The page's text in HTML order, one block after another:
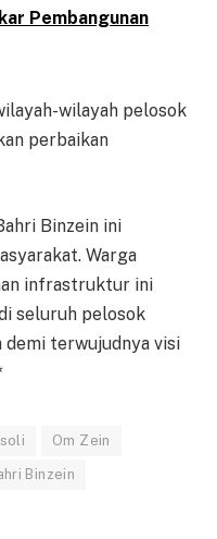
Pembangunan
wilayah pelosok
perbaikan
Binzein ini
Warga
infrastruktur ini
seluruh pelosok
terwujudnya visi
Om Zein
Binzein